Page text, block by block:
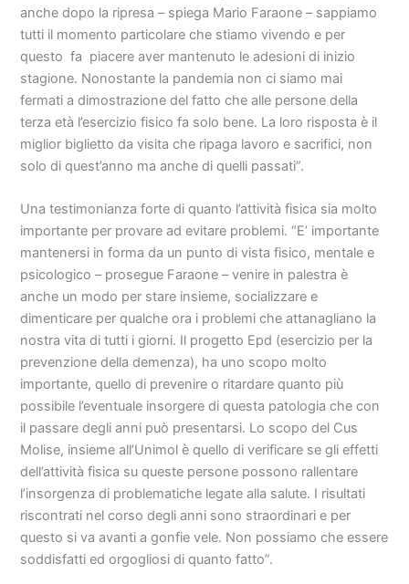
anche dopo la ripresa – spiega Mario Faraone – sappiamo
tutti il momento particolare che stiamo vivendo e per
questo fa piacere aver mantenuto le adesioni di inizio
stagione. Nonostante la pandemia non ci siamo mai
fermati a dimostrazione del fatto che alle persone della
terza età l’esercizio fisico fa solo bene. La loro risposta è il
miglior biglietto da visita che ripaga lavoro e sacrifici, non
solo di quest’anno ma anche di quelli passati”.
Una testimonianza forte di quanto l’attività fisica sia molto
importante per provare ad evitare problemi. “E’ importante
mantenersi in forma da un punto di vista fisico, mentale e
psicologico – prosegue Faraone – venire in palestra è
anche un modo per stare insieme, socializzare e
dimenticare per qualche ora i problemi che attanagliano la
nostra vita di tutti i giorni. Il progetto Epd (esercizio per la
prevenzione della demenza), ha uno scopo molto
importante, quello di prevenire o ritardare quanto più
possibile l’eventuale insorgere di questa patologia che con
il passare degli anni può presentarsi. Lo scopo del Cus
Molise, insieme all’Unimol è quello di verificare se gli effetti
dell’attività fisica su queste persone possono rallentare
l’insorgenza di problematiche legate alla salute. I risultati
riscontrati nel corso degli anni sono straordinari e per
questo si va avanti a gonfie vele. Non possiamo che essere
soddisfatti ed orgogliosi di quanto fatto”.